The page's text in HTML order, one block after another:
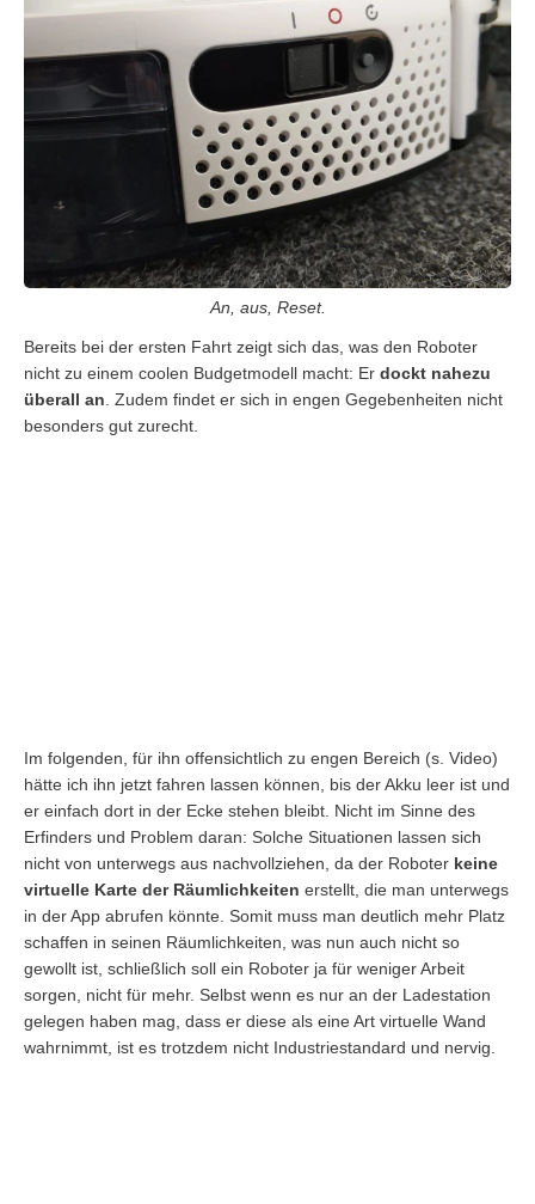
An, aus, Reset.
Bereits bei der ersten Fahrt zeigt sich das, was den Roboter
nicht zu einem coolen Budgetmodell macht: Er dockt nahezu
überall an . Zudem findet er sich in engen Gegebenheiten nicht
besonders gut zurecht.
Im folgenden, für ihn offensichtlich zu engen Bereich (s. Video)
hätte ich ihn jetzt fahren lassen können, bis der Akku leer ist und
er einfach dort in der Ecke stehen bleibt. Nicht im Sinne des
Erfinders und Problem daran: Solche Situationen lassen sich
nicht von unterwegs aus nachvollziehen, da der Roboter keine
virtuelle Karte der Räumlichkeiten erstellt, die man unterwegs
in der App abrufen könnte. Somit muss man deutlich mehr Platz
schaffen in seinen Räumlichkeiten, was nun auch nicht so
gewollt ist, schließlich soll ein Roboter ja für weniger Arbeit
sorgen, nicht für mehr. Selbst wenn es nur an der Ladestation
gelegen haben mag, dass er diese als eine Art virtuelle Wand
wahrnimmt, ist es trotzdem nicht Industriestandard und nervig.